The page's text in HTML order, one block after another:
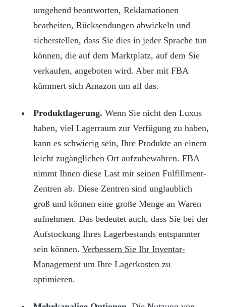
umgehend beantworten, Reklamationen
bearbeiten, Rücksendungen abwickeln und
sicherstellen, dass Sie dies in jeder Sprache tun
können, die auf dem Marktplatz, auf dem Sie
verkaufen, angeboten wird. Aber mit FBA
kümmert sich Amazon um all das.
Produktlagerung. Wenn Sie nicht den Luxus
haben, viel Lagerraum zur Verfügung zu haben,
kann es schwierig sein, Ihre Produkte an einem
leicht zugänglichen Ort aufzubewahren. FBA
nimmt Ihnen diese Last mit seinen Fulfillment-
Zentren ab. Diese Zentren sind unglaublich
groß und können eine große Menge an Waren
aufnehmen. Das bedeutet auch, dass Sie bei der
Aufstockung Ihres Lagerbestands entspannter
sein können. Verbessern Sie Ihr Inventar-
Managementum Ihre Lagerkosten zu
optimieren.